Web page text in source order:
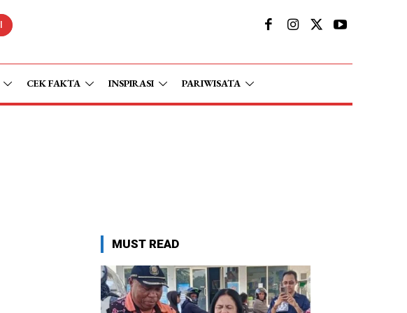
CEK FAKTA INSPIRASI PARIWISATA
MUST READ